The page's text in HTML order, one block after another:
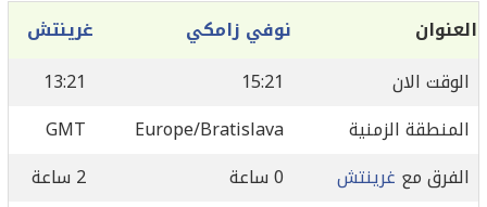
العنوان نوفي زامكي
غرينتش
الوقت الان
15:21
13:21
المنطقة الزمنية
Europe/Bratislava
GMT
الفرق مع غرينتش 0 ساعة
2 ساعة